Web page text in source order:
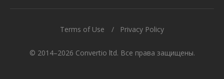
© 2014–2026 Convertio ltd. Все права защищены.
Terms of Use Privacy Policy